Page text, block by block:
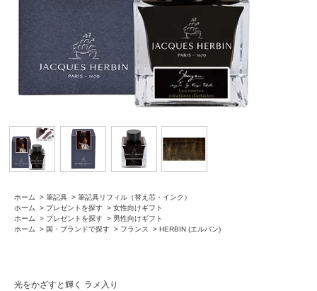
ホーム > 筆記具 > 筆記具リフィル（替え芯・インク）
ホーム
> プレゼントを探す > 女性向けギフト
ホーム
> プレゼントを探す > 男性向けギフト
ホーム
> 国・ブランドで探す > フランス > HERBIN (エルバン)
光をかざすと輝く ラメ入り